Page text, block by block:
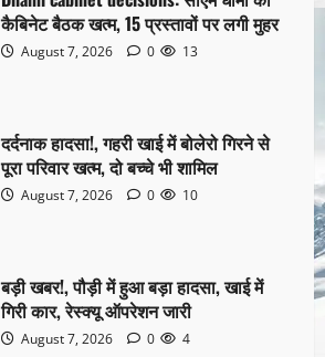
कैबिनेट बैठक खत्म, 15 प्रस्तावों पर लगी मुहर
August 7, 2026 0 13
दर्दनाक हादसा!, गहरी खाई में बोलेरो गिरने से
पूरा परिवार खत्म, दो बच्चे भी शामिल
August 7, 2026 0 10
बड़ी खबर!, पौड़ी में हुआ बड़ा हादसा, खाई में
गिरी कार, रेस्क्यू ऑपरेशन जारी
August 7, 2026 0 4